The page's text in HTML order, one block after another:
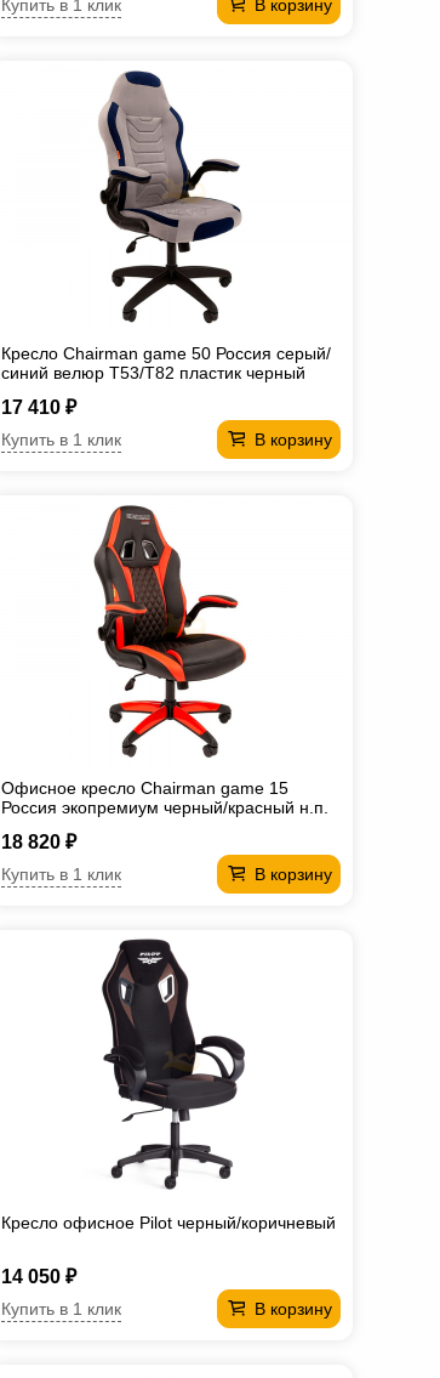
В корзину
Купить в 1 клик
Кресло Chairman game 50 Россия серый/
синий велюр Т53/Т82 пластик черный
17 410 ₽
В корзину
Купить в 1 клик
Офисное кресло Chairman game 15
Россия экопремиум черный/красный н.п.
18 820 ₽
В корзину
Купить в 1 клик
Кресло офисное Pilot черный/коричневый
14 050 ₽
В корзину
Купить в 1 клик